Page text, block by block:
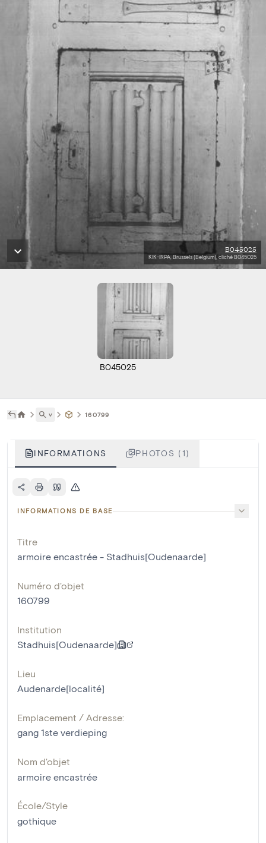
B045025
KIK-IRPA, Brussels (Belgium), cliché B045025
B045025
˅ 160799
INFORMATIONS PHOTOS (1)
INFORMATIONS DE BASE
Titre
armoire encastrée - Stadhuis[Oudenaarde]
Numéro d'objet
160799
Institution
Stadhuis[Oudenaarde]
Lieu
Audenarde[localité]
Emplacement / Adresse:
gang 1ste verdieping
Nom d'objet
armoire encastrée
École/Style
gothique